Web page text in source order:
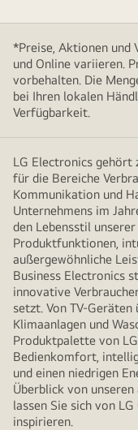
*Preise, Aktionen und
und Online variieren.
vorbehalten. Die
bei Ihren lokalen
Verfügbarkeit.
LG Electronics
für die Bereiche
Kommunikation und
Unternehmens im
den Lebensstil
Produktfunktionen,
außergewöhnliche
Business Electronics
innovative
setzt. Von TV-
Klimaanlagen und
Produktpalette von
Bedienkomfort,
und einen niedrigen
Überblick von
lassen Sie sich von
inspirieren.